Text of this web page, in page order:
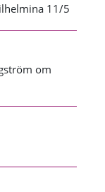
11/5
om